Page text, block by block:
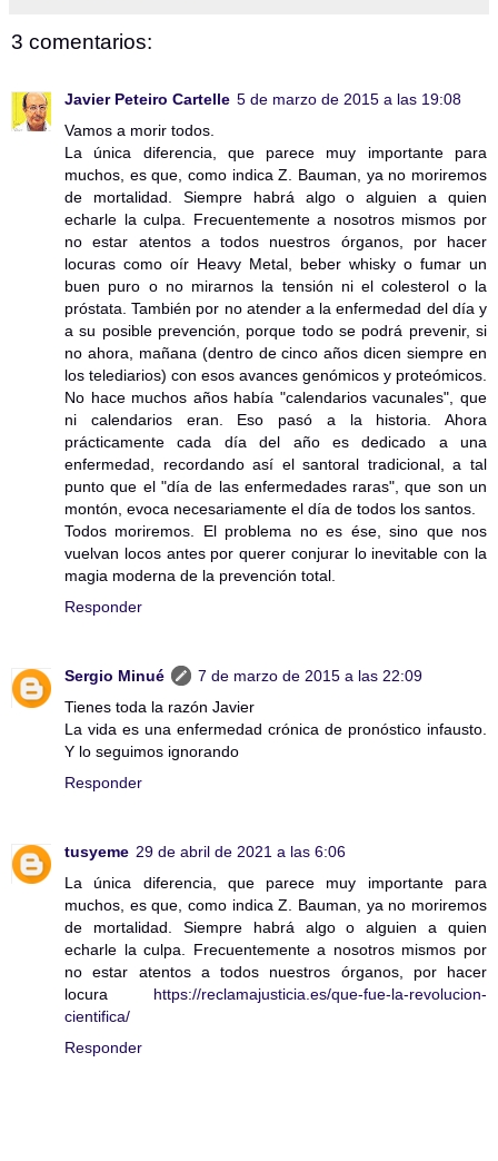
3 comentarios:
Javier Peteiro Cartelle 5 de marzo de 2015 a las 19:08
Vamos a morir todos.
La única diferencia, que parece muy importante para
muchos, es que, como indica Z. Bauman, ya no moriremos
de mortalidad. Siempre habrá algo o alguien a quien
echarle la culpa. Frecuentemente a nosotros mismos por
no estar atentos a todos nuestros órganos, por hacer
locuras como oír Heavy Metal, beber whisky o fumar un
buen puro o no mirarnos la tensión ni el colesterol o la
próstata. También por no atender a la enfermedad del día y
a su posible prevención, porque todo se podrá prevenir, si
no ahora, mañana (dentro de cinco años dicen siempre en
los telediarios) con esos avances genómicos y proteómicos.
No hace muchos años había "calendarios vacunales", que
ni calendarios eran. Eso pasó a la historia. Ahora
prácticamente cada día del año es dedicado a una
enfermedad, recordando así el santoral tradicional, a tal
punto que el "día de las enfermedades raras", que son un
montón, evoca necesariamente el día de todos los santos.
Todos moriremos. El problema no es ése, sino que nos
vuelvan locos antes por querer conjurar lo inevitable con la
magia moderna de la prevención total.
Responder
Sergio Minué
7 de marzo de 2015 a las 22:09
Tienes toda la razón Javier
La vida es una enfermedad crónica de pronóstico infausto.
Y lo seguimos ignorando
Responder
tusyeme 29 de abril de 2021 a las 6:06
La única diferencia, que parece muy importante para
muchos, es que, como indica Z. Bauman, ya no moriremos
de mortalidad. Siempre habrá algo o alguien a quien
echarle la culpa. Frecuentemente a nosotros mismos por
no estar atentos a todos nuestros órganos, por hacer
locura https://reclamajusticia.es/que-fue-la-revolucion-
cientifica/
Responder